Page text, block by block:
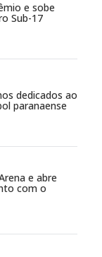
e sobe
Sub-17
dedicados ao
paranaense
e abre
com o